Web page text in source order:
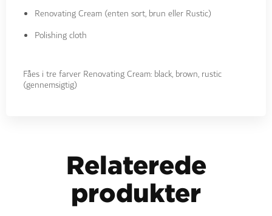
Renovating Cream (enten sort, brun eller Rustic)
Polishing cloth
Fåes i tre farver Renovating Cream: black, brown, rustic
(gennemsigtig)
Relaterede
produkter